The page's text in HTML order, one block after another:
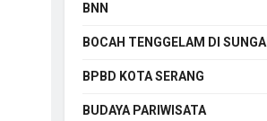
BNN
BOCAH TENGGELAM DI SUNGAI
BPBD KOTA SERANG
BUDAYA PARIWISATA